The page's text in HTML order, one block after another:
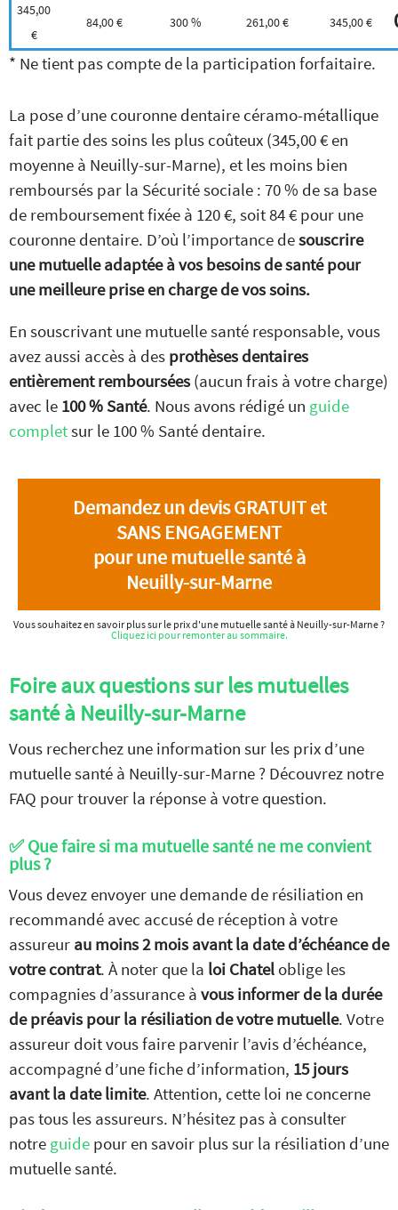
345,00
€
84,00 € 300 % 261,00 € 345,00 €
* Ne tient pas compte de la participation forfaitaire.
La pose d’une couronne dentaire céramo-métallique
fait partie des soins les plus coûteux (345,00 € en
moyenne à Neuilly-sur-Marne), et les moins bien
remboursés par la Sécurité sociale : 70 % de sa base
de remboursement fixée à 120 €, soit 84 € pour une
couronne dentaire. D’où l’importance desouscrire
une mutuelle adaptée à vos besoins de santé pour
une meilleure prise en charge de vos soins.
En souscrivant une mutuelle santé responsable, vous
avez aussi accès à des prothèses dentaires
entièrement remboursées (aucun frais à votre charge)
avec le 100 % Santé. Nous avons rédigé un guide
completsur le 100 % Santé dentaire.
Demandez un devis GRATUIT et
SANS ENGAGEMENT
pour une mutuelle santé à
Neuilly-sur-Marne
Vous souhaitez en savoir plus sur le prix d'une mutuelle santé à Neuilly-sur-Marne ?
Cliquez ici pour remonter au sommaire.
Foire aux questions sur les mutuelles
santé à Neuilly-sur-Marne
Vous recherchez une information sur les prix d’une
mutuelle santé à Neuilly-sur-Marne ? Découvrez notre
FAQ pour trouver la réponse à votre question.
✅ Que faire si ma mutuelle santé ne me convient
plus ?
Vous devez envoyer une demande de résiliation en
recommandé avec accusé de réception à votre
assureur au moins 2 mois avant la date d’échéance de
votre contrat. À noter que la loi Chatel oblige les
compagnies d’assurance à vous informer de la durée
de préavis pour la résiliation de votre mutuelle. Votre
assureur doit vous faire parvenir l’avis d’échéance,
accompagné d’une fiche d’information, 15 jours
avant la date limite. Attention, cette loi ne concerne
pas tous les assureurs. N’hésitez pas à consulter
notre guide pour en savoir plus sur la résiliation d’une
mutuelle santé.
Comparez nos offres de
mutuelleGRATUITEMENT
etSANS ENGAGEMENT
JE COMPARE